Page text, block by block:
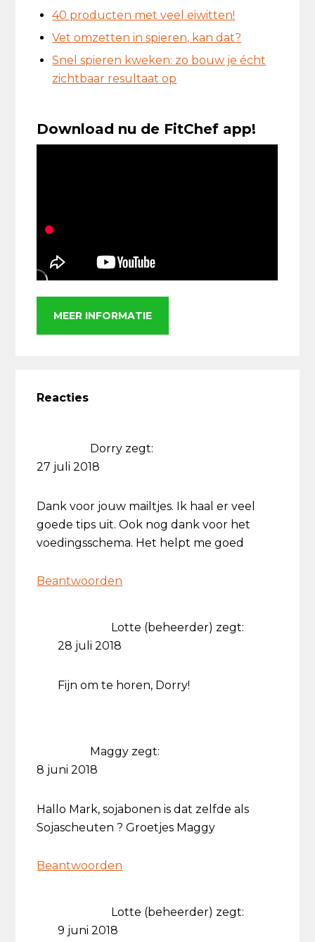
40 producten met veel eiwitten!
Vet omzetten in spieren, kan dat?
Snel spieren kweken: zo bouw je écht
zichtbaar resultaat op
Download nu de FitChef app!
MEER INFORMATIE
Interacties
Reacties
Dorry zegt:
27 juli 2018
Dank voor jouw mailtjes. Ik haal er veel
goede tips uit. Ook nog dank voor het
voedingsschema. Het helpt me goed
Beantwoorden
Lotte (beheerder) zegt:
28 juli 2018
Fijn om te horen, Dorry!
Maggy zegt:
8 juni 2018
Hallo Mark, sojabonen is dat zelfde als
Sojascheuten ? Groetjes Maggy
Beantwoorden
Lotte (beheerder) zegt:
9 juni 2018